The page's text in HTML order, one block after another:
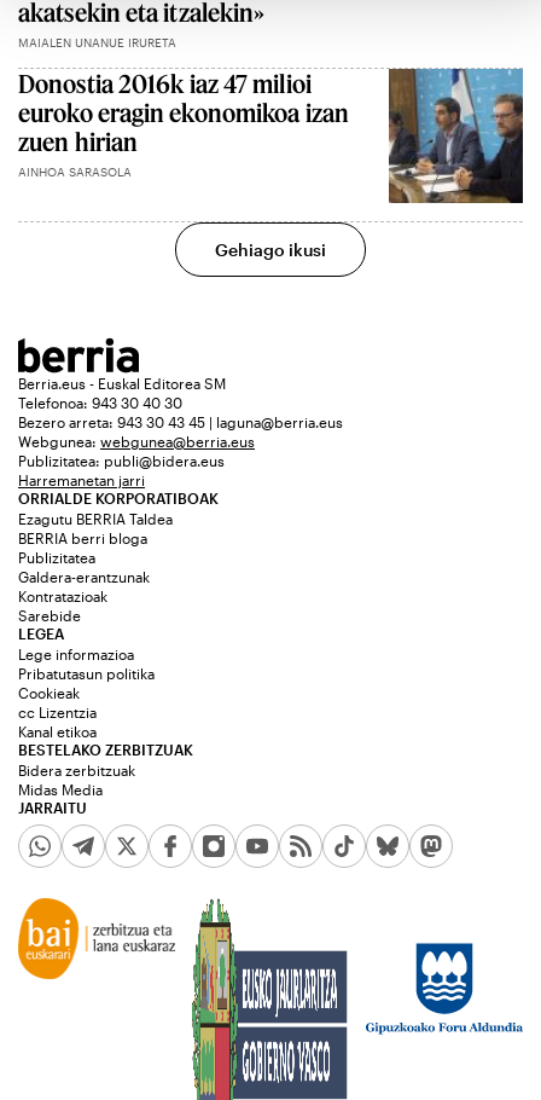
akatsekin eta itzalekin»
MAIALEN UNANUE IRURETA
Donostia 2016k iaz 47 milioi
euroko eragin ekonomikoa izan
zuen hirian
AINHOA SARASOLA
Gehiago ikusi
Berria.eus - Euskal Editorea SM
Telefonoa: 943 30 40 30
Bezero arreta: 943 30 43 45 | laguna@berria.eus
Webgunea: webgunea@berria.eus
Publizitatea: publi@bidera.eus
Harremanetan jarri
ORRIALDE KORPORATIBOAK
Ezagutu BERRIA Taldea
BERRIA berri bloga
Publizitatea
Galdera-erantzunak
Kontratazioak
Sarebide
JARRAITU
LEGEA
Lege informazioa
Pribatutasun politika
Cookieak
cc Lizentzia
Kanal etikoa
BESTELAKO ZERBITZUAK
Bidera zerbitzuak
Midas Media